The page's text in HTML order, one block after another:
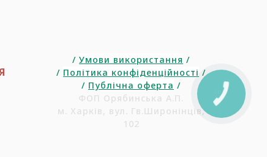
/ Умови використання /
/ Політика конфіденційності /
/ Публічна оферта /
ФОП Орябинська А.П.
м. Харків, вул. Гв.Широнінців,
102
КНОПКА
ЗВ'ЯЗКУ